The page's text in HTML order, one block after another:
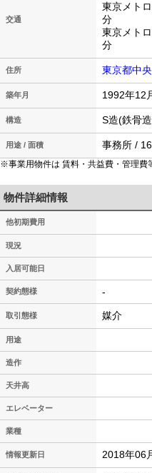
交通
東京メト
分
東京メト
分
住所 東京都中
築年月 1992年12
構造 S造(鉄骨
用途 / 面積 事務所 /
※事業用物件は 賃料・共益費・管理費
物件詳細情報
他初期費用
現況
入居可能日
契約態様 -
取引態様 媒介
用途
造作
天井高
エレベーター
業種
情報更新日 2018年06